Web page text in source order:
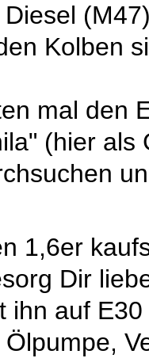
Kolben
mal den
(hier
1,6er
Dir
ihn auf